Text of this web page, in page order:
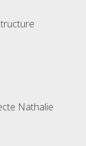
Nathalie